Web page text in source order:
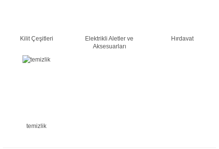
Kilit Çeşitleri
Elektrikli Aletler ve
Aksesuarları
Hırdavat
temizlik